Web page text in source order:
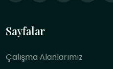
Sayfalar
Çalışma Alanlarımız